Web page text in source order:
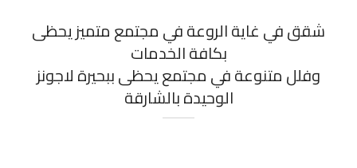
شقق في غاية الروعة في مجتمع متميز يحظى
بكافة الخدمات
وفلل متنوعة في مجتمع يحظى ببحيرة لاجونز
الوحيدة بالشارقة